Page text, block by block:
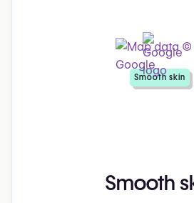
Smooth
Smooth skin